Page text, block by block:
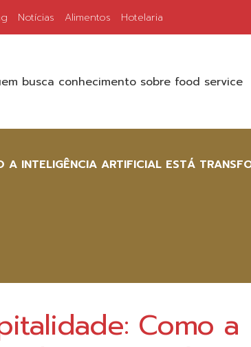
Notícias Alimentos Hotelaria
busca conhecimento sobre food service
INTELIGÊNCIA ARTIFICIAL ESTÁ
Como a